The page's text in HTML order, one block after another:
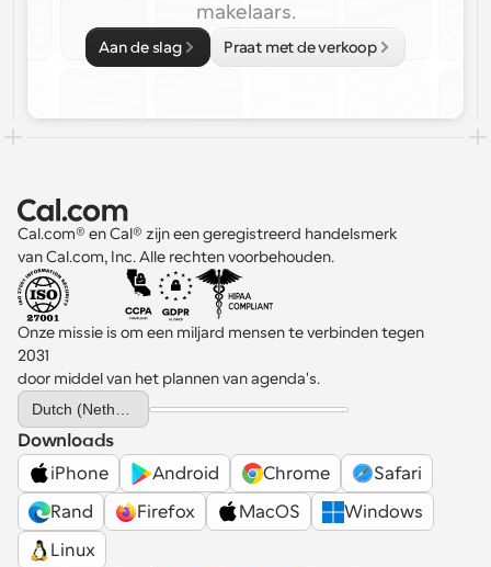
makelaars.
Aan de slag Praat met de verkoop
Cal.com® en Cal® zijn een geregistreerd handelsmerk
van Cal.com, Inc. Alle rechten voorbehouden.
Onze missie is om een miljard mensen te verbinden tegen
2031
door middel van het plannen van agenda's.
Select Language
Downloads
iPhone
Android Chrome
Safari
Rand
Firefox MacOS
Windows
Linux